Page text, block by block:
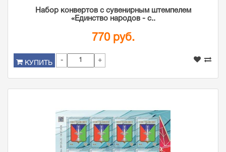
Набор конвертов с сувенирным штемпелем
«Единство народов - с..
770 руб.
КУПИТЬ - +